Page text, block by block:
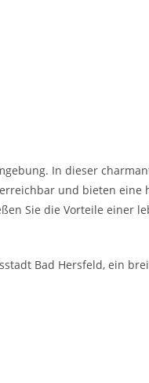
In dieser
und bieten
Sie die Vorteile einer
Bad Hersfeld, ein